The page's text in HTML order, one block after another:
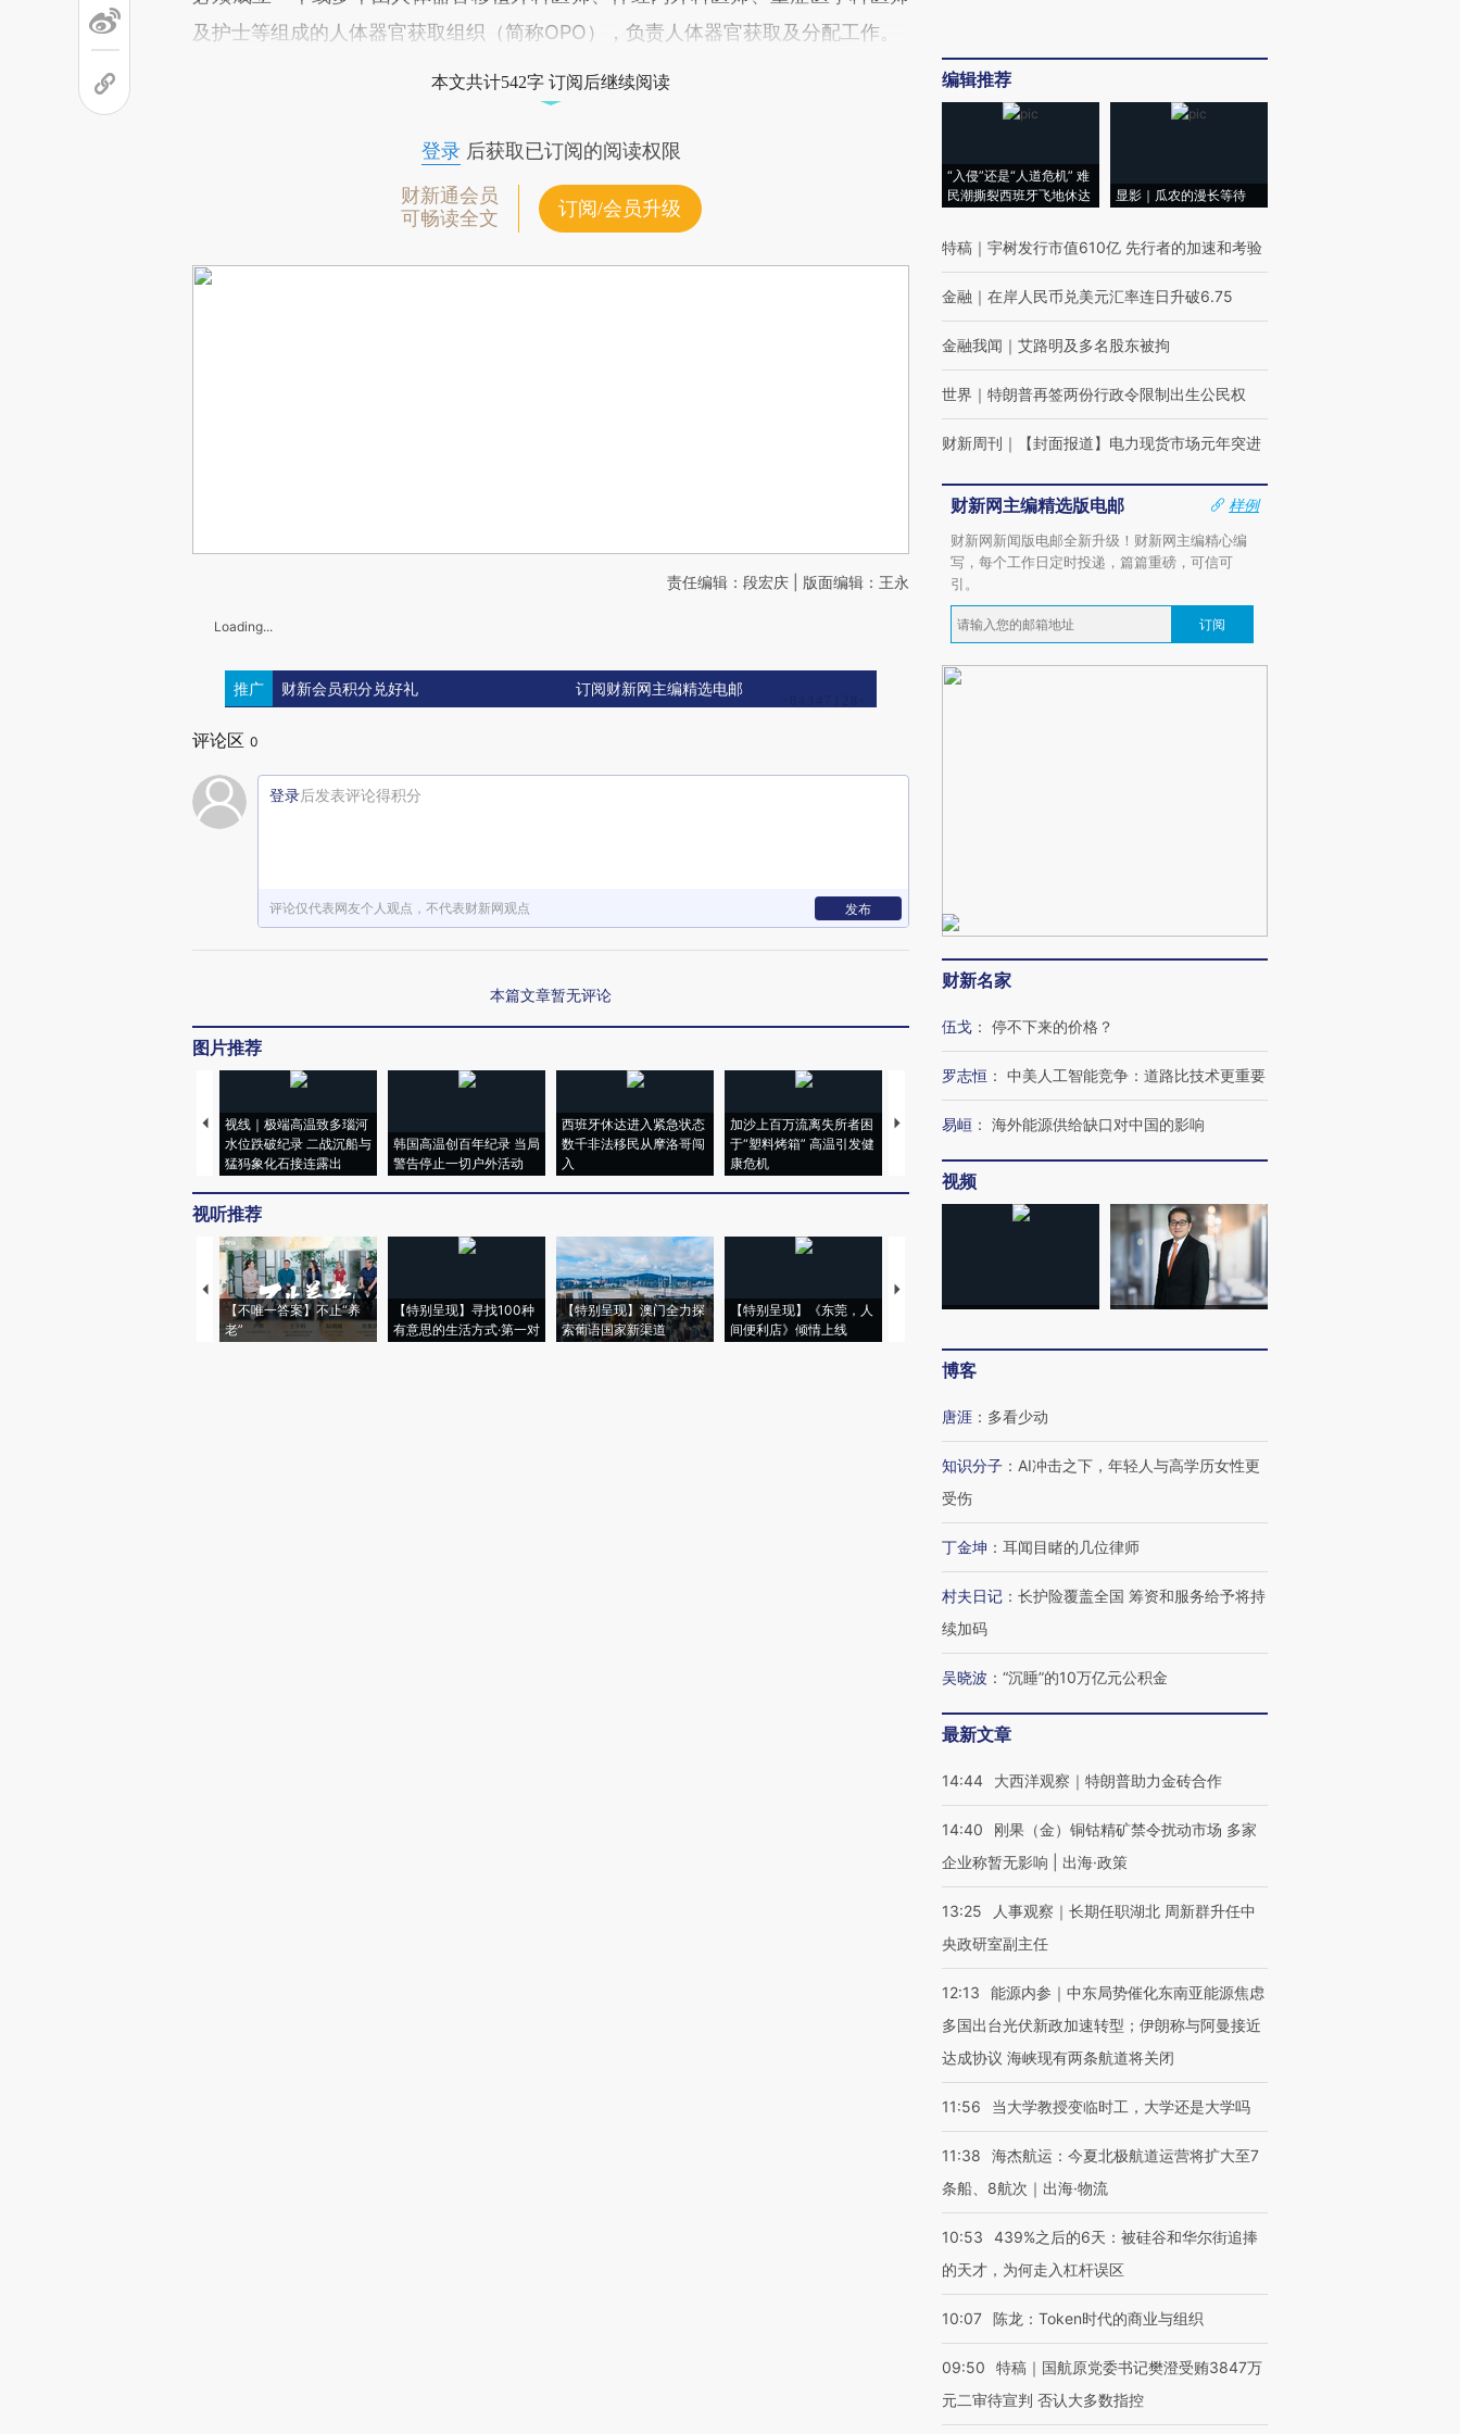
及护士等组成的人体器官获取组织（简称OPO），负责人体器官获取及分配工作。
本文共计542字 订阅后继续阅读
登录后获取已订阅的阅读权限
财新通会员
可畅读全文
订阅/会员升级
责任编辑：段宏庆 | 版面编辑：王永
Loading...
推广 财新会员积分兑好礼 订阅财新网主编精选电邮
评论区 0
登录后发表评论得积分
评论仅代表网友个人观点，不代表财新网观点 发布
本篇文章暂无评论
图片推荐
视线｜极端高温致多瑙河
水位跌破纪录 二战沉船与
猛犸象化石接连露出
韩国高温创百年纪录 当局
警告停止一切户外活动
西班牙休达进入紧急状态
数千非法移民从摩洛哥闯
入
加沙上百万流离失所者困
于“塑料烤箱” 高温引发健
康危机
视线｜HYROX的吸金
心“花钱找虐”？
马航飞行员跨国走私7万
毒品
育部长拱下台
视听推荐
【不唯一答案】不止“养
老”
【特别呈现】寻找100种
有意思的生活方式·第一对
【特别呈现】澳门全力探
索葡语国家新渠道
【特别呈现】《东莞，人
间便利店》倾情上线
【推广】走进第四届链博
会，让数智科技“链”接产
【特别呈现】寻找100种
【商旅对话】华住集团
CFO：不靠规模取胜，华
编辑推荐
“入侵”还是“人道危机” 难
民潮撕裂西班牙飞地休达
显影｜瓜农的漫长等待
特稿 ｜ 宇树发行市值610亿 先行者的加速和考验
金融 ｜ 在岸人民币兑美元汇率连日升破6.75
金融我闻 ｜ 艾路明及多名股东被拘
世界 ｜ 特朗普再签两份行政令限制出生公民权
财新周刊 ｜ 【封面报道】电力现货市场元年突进
财新网主编精选版电邮
样例
财新网新闻版电邮全新升级！财新网主编精心编
写，每个工作日定时投递，篇篇重磅，可信可
引。
订阅
财新名家
伍戈 ： 停不下来的价格？
罗志恒 ： 中美人工智能竞争：道路比技术更重要
易峘 ： 海外能源供给缺口对中国的影响
视频
博客
唐涯 ： 多看少动
知识分子 ： AI冲击之下，年轻人与高学历女性更
受伤
丁金坤 ： 耳闻目睹的几位律师
村夫日记 ： 长护险覆盖全国 筹资和服务给予将持
续加码
吴晓波 ： “沉睡”的10万亿元公积金
最新文章
14:44 大西洋观察｜特朗普助力金砖合作
14:40
刚果（金）铜钴精矿禁令扰动市场 多家
企业称暂无影响 | 出海·政策
13:25
人事观察｜长期任职湖北 周新群升任中
央政研室副主任
12:13
能源内参｜中东局势催化东南亚能源焦虑
多国出台光伏新政加速转型；伊朗称与阿曼接近
达成协议 海峡现有两条航道将关闭
11:56 当大学教授变临时工，大学还是大学吗
11:38
海杰航运：今夏北极航道运营将扩大至7
条船、8航次｜出海·物流
10:53
439%之后的6天：被硅谷和华尔街追捧
的天才，为何走入杠杆误区
10:07 陈龙：Token时代的商业与组织
09:50
特稿｜国航原党委书记樊澄受贿3847万
元二审待宣判 否认大多数指控